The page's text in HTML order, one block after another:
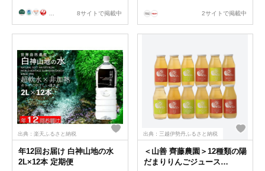
... 8サイトで掲載中 2サイトで掲載中
出典：楽天ふるさと納税
年12回お届け 白神山地の水
2L×12本 定期便
出典：三越伊勢丹ふるさと納税
＜山善 齊藤農園＞12種類の陽
だまりりんごジュース